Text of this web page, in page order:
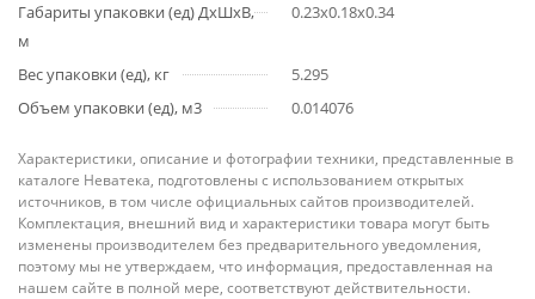
Габариты упаковки (ед) ДхШхВ,
м
0.23x0.18x0.34
Вес упаковки (ед), кг
5.295
Объем упаковки (ед), м3
0.014076
Характеристики, описание и фотографии техники, представленные в
каталоге Неватека, подготовлены с использованием открытых
источников, в том числе официальных сайтов производителей.
Комплектация, внешний вид и характеристики товара могут быть
изменены производителем без предварительного уведомления,
поэтому мы не утверждаем, что информация, предоставленная на
нашем сайте в полной мере, соответствуют действительности.